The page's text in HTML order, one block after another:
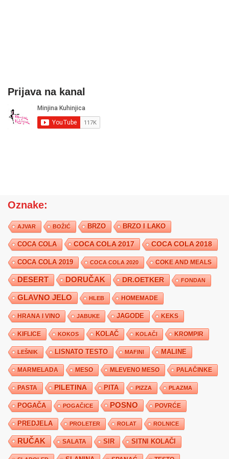
Prijava na kanal
Oznake:
AJVAR BOŽIĆ BRZO BRZO I LAKO
COCA COLA COCA COLA 2017 COCA COLA 2018
COCA COLA 2019 COCA COLA 2020 COKE AND MEALS
DESERT DORUČAK DR.OETKER FONDAN
GLAVNO JELO HLEB HOMEMADE
HRANA I VINO JABUKE JAGODE KEKS
KIFLICE KOKOS KOLAČ KOLAČI KROMPIR
LEŠNIK LISNATO TESTO MAFINI MALINE
MARMELADA MESO MLEVENO MESO PALAČINKE
PASTA PILETINA PITA PIZZA PLAZMA
POGAČA POGAČICE POSNO POVRĆE
PREDJELA PROLETER ROLAT ROLNICE
RUČAK SALATA SIR SITNI KOLAČI